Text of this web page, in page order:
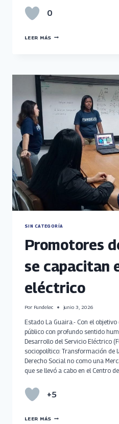
0
LEER MÁS DIAGNÓSTICO
DE
GIRARDOT
SIN CATEGORÍA
Promotores
se capacitan
eléctrico
Por Fundelec junio 3, 2026
Estado La Guaira.- Con el
público con profundo sentido
Desarrollo del Servicio Eléctrico
sociopolítico: Transformación de
Derecho Social no como una
que se llevó a cabo en el Centro
+5
LEER MÁS PROMOTORES